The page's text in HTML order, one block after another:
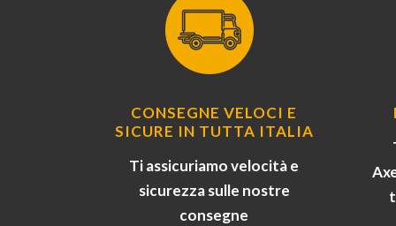
CONSEGNE VELOCI E
SICURE IN TUTTA ITALIA
Ti assicuriamo velocità e
sicurezza sulle nostre
consegne